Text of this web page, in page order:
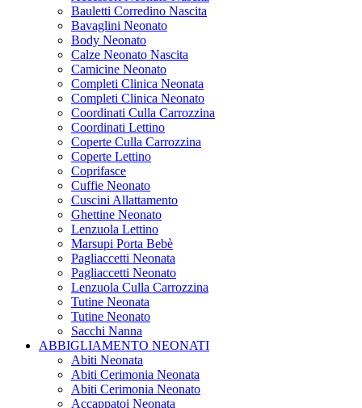
Bauletti Corredino Nascita
Bavaglini Neonato
Body Neonato
Calze Neonato Nascita
Camicine Neonato
Completi Clinica Neonata
Completi Clinica Neonato
Coordinati Culla Carrozzina
Coordinati Lettino
Coperte Culla Carrozzina
Coperte Lettino
Coprifasce
Cuffie Neonato
Cuscini Allattamento
Ghettine Neonato
Lenzuola Lettino
Marsupi Porta Bebè
Pagliaccetti Neonata
Pagliaccetti Neonato
Lenzuola Culla Carrozzina
Tutine Neonata
Tutine Neonato
Sacchi Nanna
ABBIGLIAMENTO NEONATI
Abiti Neonata
Abiti Cerimonia Neonata
Abiti Cerimonia Neonato
Accappatoi Neonata